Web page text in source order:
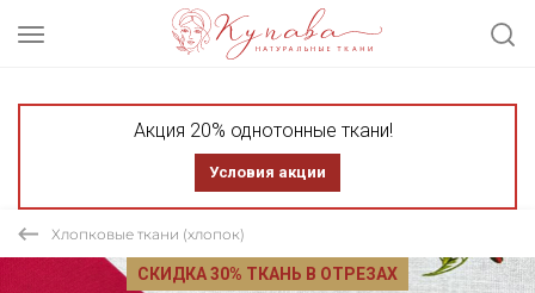
Акция 20% однотонные ткани!
Условия акции
Хлопковые ткани (хлопок)
СКИДКА 30% ТКАНЬ В ОТРЕЗАХ